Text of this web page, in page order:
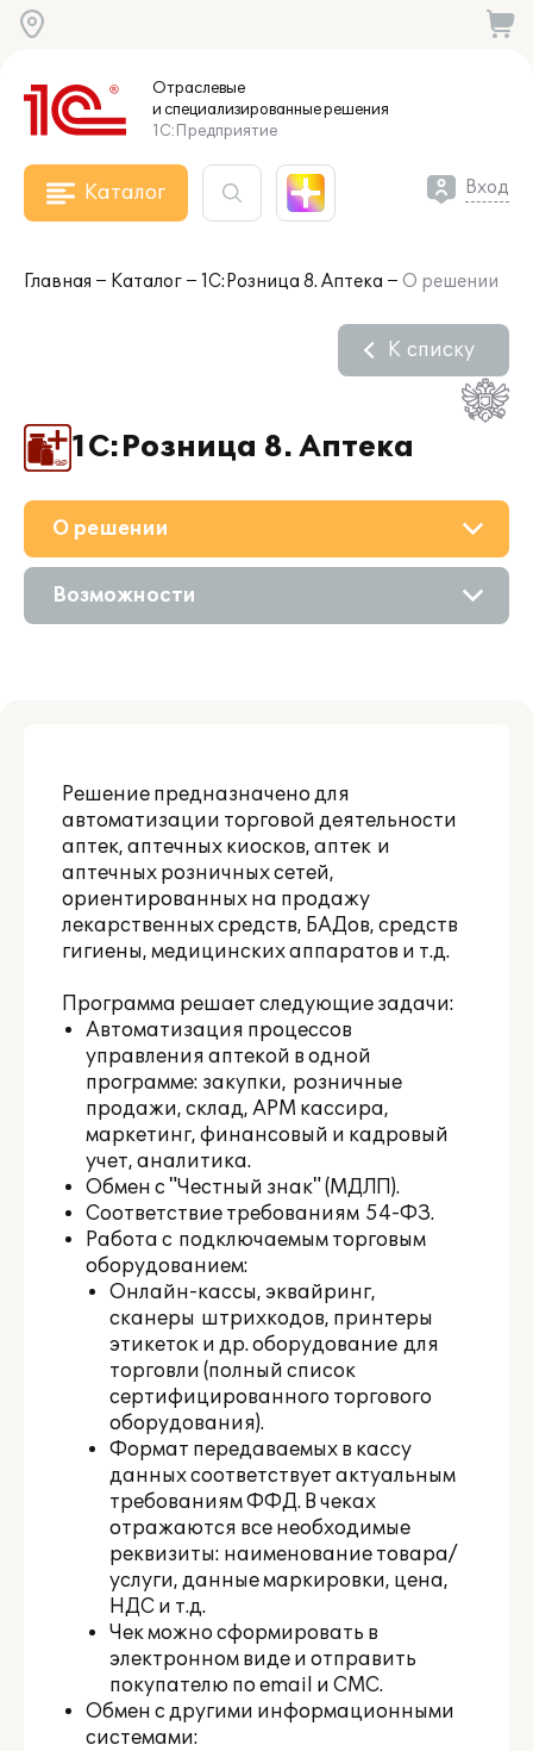
Отраслевые
и специализированныерешения
1С:Предприятие
Каталог Вход
Главная Каталог 1С:Розница 8. Аптека О решении
1С:Розница 8. Аптека
К списку
О решении
Приобретение
Возможности
Решение предназначено для
автоматизации торговой деятельности
аптек, аптечных киосков, аптек и
аптечных розничных сетей,
ориентированных на продажу
лекарственных средств, БАДов, средств
гигиены, медицинских аппаратов и т.д.
Программа решает следующие задачи:
Автоматизация процессов
управления аптекой в одной
программе: закупки, розничные
продажи, склад, АРМ кассира,
маркетинг, финансовый и кадровый
учет, аналитика.
Обмен с "Честный знак" (МДЛП).
Соответствие требованиям 54-ФЗ.
Работа с подключаемым торговым
оборудованием:
Онлайн-кассы, эквайринг,
сканеры штрихкодов, принтеры
этикеток и др. оборудование для
торговли (полный список
сертифицированного торгового
оборудования).
Формат передаваемых в кассу
данных соответствует актуальным
требованиям ФФД. В чеках
отражаются все необходимые
реквизиты: наименование товара/
услуги, данные маркировки, цена,
НДС и т.д.
Чек можно сформировать в
электронном виде и отправить
покупателю по email и СМС.
Обмен с другими информационными
системами: